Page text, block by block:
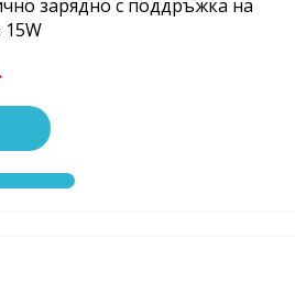
зарядно с поддръжка на